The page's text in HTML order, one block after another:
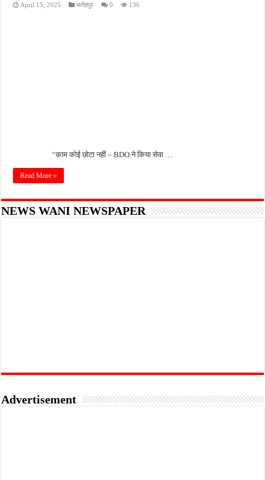
किशनपुर में निजी क्लीनिकों की जांच की उठी मांग, स्वास्थ्य विभाग की निगरानी पर उठे सवाल
April 15, 2025 फतेहपुर 0 136
“काम कोई छोटा नहीं – BDO ने किया सेवा …
Read More »
NEWS WANI NEWSPAPER
Advertisement